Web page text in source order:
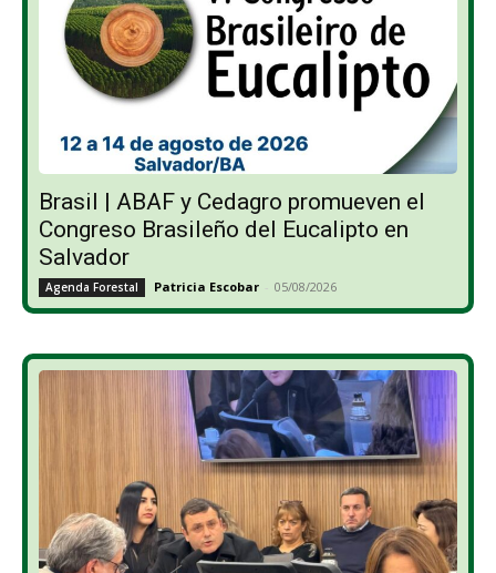
Brasil | ABAF y Cedagro promueven el
Congreso Brasileño del Eucalipto en
Salvador
Agenda Forestal Patricia Escobar - 05/08/2026